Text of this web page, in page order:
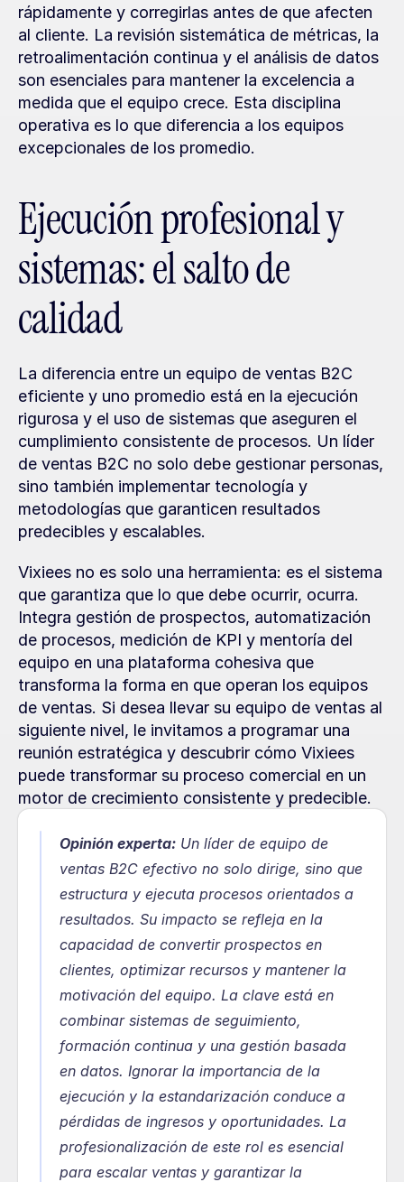
rápidamente y corregirlas antes de que afecten
al cliente. La revisión sistemática de métricas, la
retroalimentación continua y el análisis de datos
son esenciales para mantener la excelencia a
medida que el equipo crece. Esta disciplina
operativa es lo que diferencia a los equipos
excepcionales de los promedio.
Ejecución profesional y
sistemas: el salto de
calidad
La diferencia entre un equipo de ventas B2C
eficiente y uno promedio está en la ejecución
rigurosa y el uso de sistemas que aseguren el
cumplimiento consistente de procesos. Un líder
de ventas B2C no solo debe gestionar personas,
sino también implementar tecnología y
metodologías que garanticen resultados
predecibles y escalables.
Vixiees no es solo una herramienta: es el sistema
que garantiza que lo que debe ocurrir, ocurra.
Integra gestión de prospectos, automatización
de procesos, medición de KPI y mentoría del
equipo en una plataforma cohesiva que
transforma la forma en que operan los equipos
de ventas. Si desea llevar su equipo de ventas al
siguiente nivel, le invitamos a programar una
reunión estratégica y descubrir cómo Vixiees
puede transformar su proceso comercial en un
motor de crecimiento consistente y predecible.
Opinión experta: Un líder de equipo de
ventas B2C efectivo no solo dirige, sino que
estructura y ejecuta procesos orientados a
resultados. Su impacto se refleja en la
capacidad de convertir prospectos en
clientes, optimizar recursos y mantener la
motivación del equipo. La clave está en
combinar sistemas de seguimiento,
formación continua y una gestión basada
en datos. Ignorar la importancia de la
ejecución y la estandarización conduce a
pérdidas de ingresos y oportunidades. La
profesionalización de este rol es esencial
para escalar ventas y garantizar la